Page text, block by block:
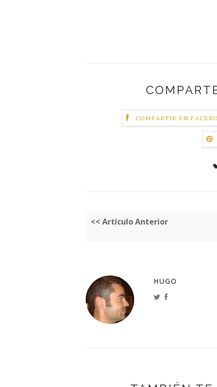
COMPARTIR EN
<< Artículo Anterior
HUGO